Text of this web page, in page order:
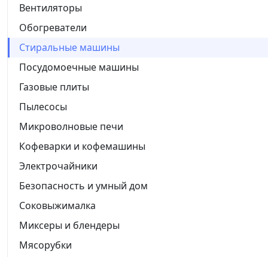
Вентиляторы
Обогреватели
Стиральные машины
Посудомоечные машины
Газовые плиты
Пылесосы
Микроволновые печи
Кофеварки и кофемашины
Электрочайники
Безопасность и умный дом
Соковыжималка
Миксеры и блендеры
Мясорубки